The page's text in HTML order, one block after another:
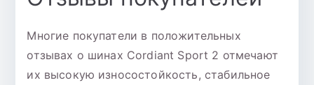
Многие покупатели в положительных
отзывах о шинах Cordiant Sport 2 отмечают
их высокую износостойкость, стабильное